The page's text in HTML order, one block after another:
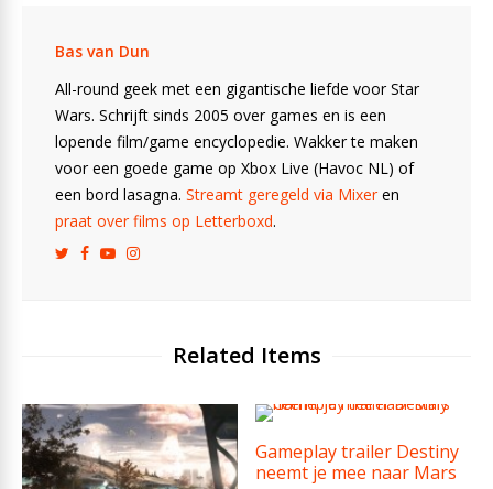
Bas van Dun
All-round geek met een gigantische liefde voor Star
Wars. Schrijft sinds 2005 over games en is een
lopende film/game encyclopedie. Wakker te maken
voor een goede game op Xbox Live (Havoc NL) of
een bord lasagna. Streamt geregeld via Mixeren
praat over films op Letterboxd.
Related Items
Gameplay trailer Destiny
neemt je mee naar Mars